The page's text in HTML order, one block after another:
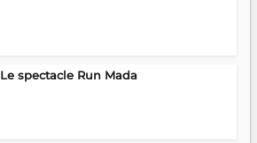
Le spectacle Run Mada